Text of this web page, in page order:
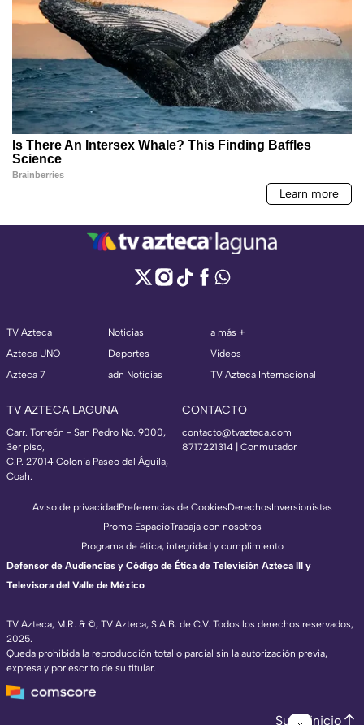
TV Azteca
Azteca UNO
Azteca 7
Noticias
Deportes
adn Noticias
a más +
Videos
TV Azteca Internacional
TV AZTECA LAGUNA
Carr. Torreón - San Pedro No. 9000,
3er piso,
C.P. 27014 Colonia Paseo del Águila,
Coah.
CONTACTO
contacto@tvazteca.com
8717221314 | Conmutador
TV Azteca, M.R. & ©, TV Azteca, S.A.B. de C.V. Todos los derechos reservados,
2025.
Queda prohibida la reproducción total o parcial sin la autorización previa,
expresa y por escrito de su titular.
Aviso de privacidadPreferencias de CookiesDerechosInversionistas
Promo EspacioTrabaja con nosotros
Programa de ética, integridad y cumplimiento
Defensor de Audiencias y Código de Ética de Televisión Azteca III y
Televisora del Valle de México
Subir inicio